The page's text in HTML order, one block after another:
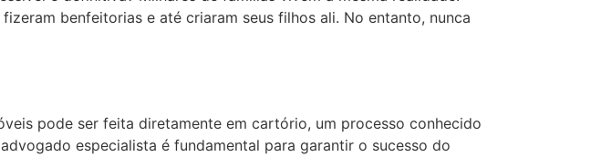
benfeitorias e até criaram seus filhos ali. No entanto, nunca
pode ser feita diretamente em cartório, um processo conhecido
especialista é fundamental para garantir o sucesso do